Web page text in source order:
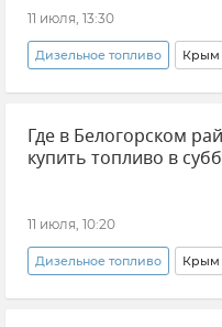
Дефицит топлива в Крыму
11 июля, 13:30
Дизельное топливо Крым
Новости Крыма
Топливо в Крыму
Где в Белогорском
купить топливо в
11 июля, 10:20
Дизельное топливо Крым
Новости Крыма